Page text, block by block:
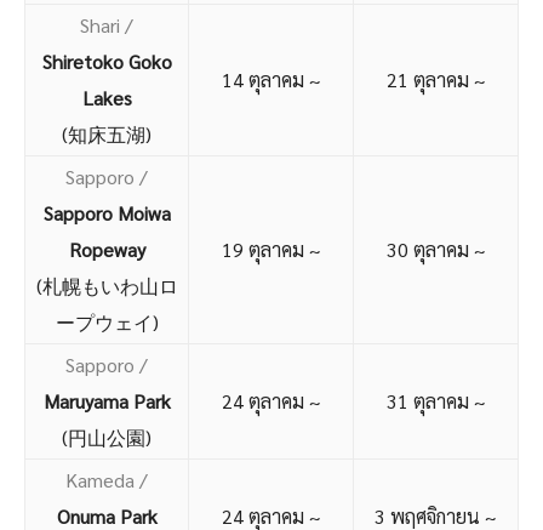
Shari /
Shiretoko Goko
Lakes
(知床五湖)
14 ตุลาคม ~ 21 ตุลาคม ~
Sapporo /
Sapporo Moiwa
Ropeway
(札幌もいわ山ロ
ープウェイ)
19 ตุลาคม ~ 30 ตุลาคม ~
Sapporo /
Maruyama Park
(円山公園)
24 ตุลาคม ~ 31 ตุลาคม ~
Kameda /
Onuma Park
24 ตุลาคม ~ 3 พฤศจิกายน ~